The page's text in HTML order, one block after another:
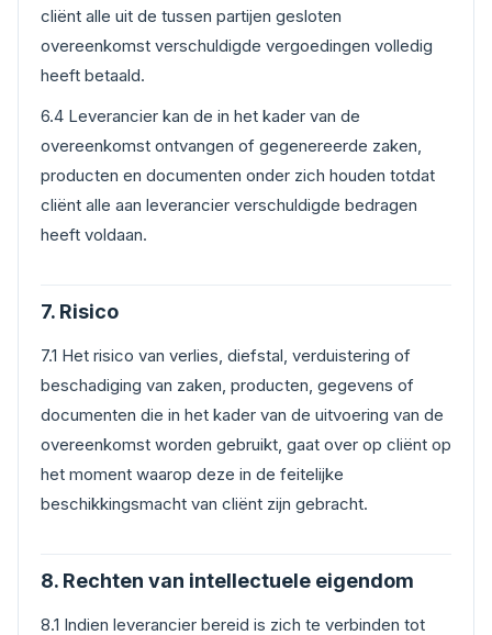
cliënt alle uit de tussen partijen gesloten
overeenkomst verschuldigde vergoedingen volledig
heeft betaald.
6.4 Leverancier kan de in het kader van de
overeenkomst ontvangen of gegenereerde zaken,
producten en documenten onder zich houden totdat
cliënt alle aan leverancier verschuldigde bedragen
heeft voldaan.
7. Risico
7.1 Het risico van verlies, diefstal, verduistering of
beschadiging van zaken, producten, gegevens of
documenten die in het kader van de uitvoering van de
overeenkomst worden gebruikt, gaat over op cliënt op
het moment waarop deze in de feitelijke
beschikkingsmacht van cliënt zijn gebracht.
8. Rechten van intellectuele eigendom
8.1 Indien leverancier bereid is zich te verbinden tot